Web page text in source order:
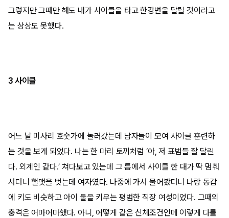
그렇지만 그때만 해도 내가 사이클을 타고 한강변을 달릴 것이라고
는 상상도 못했다.
3 사이클
어느 날 미사리 호숫가에 놀러갔는데 남자들이 모여 사이클 훈련하
는 것을 보게 되었다. 나는 한 마리 토끼처럼 ‘아, 저 표범들 잘 달린
다. 외계인 같다.’ 쳐다보고 있는데 그 틈에서 사이클 한 대가 딱 멈춰
서더니 핼맷을 벗는데 여자였다. 나중에 가서 물어봤더니 나랑 동갑
에 키도 비슷하고 아이 둘을 키우는 평범한 직장 여성이었다. 그때의
충격은 어마어마했다. 아니, 어떻게 같은 신체조건인데 이렇게 다를